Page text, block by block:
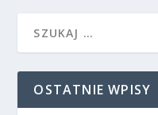
OSTATNIE WPISY